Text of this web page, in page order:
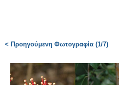
< Προηγούμενη Φωτογραφία (1/7)